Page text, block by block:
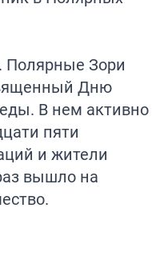
Полярные Зори
Дню
В нем активно
пяти
и жители
вышло на